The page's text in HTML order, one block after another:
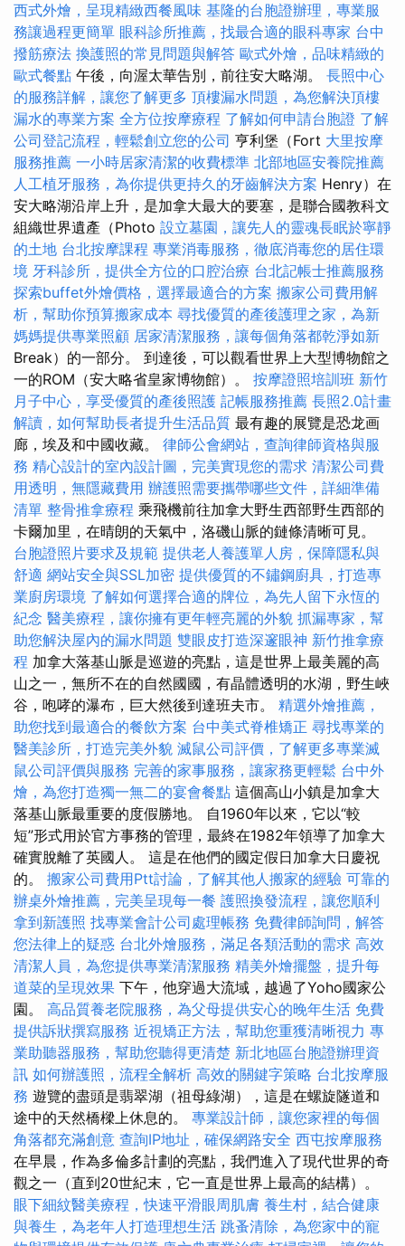
西式外燴，呈現精緻西餐風味 基隆的台胞證辦理，專業服
務讓過程更簡單 眼科診所推薦，找最合適的眼科專家 台中
撥筋療法 換護照的常見問題與解答 歐式外燴，品味精緻的
歐式餐點 午後，向渥太華告別，前往安大略湖。 長照中心
的服務詳解，讓您了解更多 頂樓漏水問題，為您解決頂樓
漏水的專業方案 全方位按摩療程 了解如何申請台胞證 了解
公司登記流程，輕鬆創立您的公司 亨利堡（Fort 大里按摩
服務推薦 一小時居家清潔的收費標準 北部地區安養院推薦
人工植牙服務，為你提供更持久的牙齒解決方案 Henry）在
安大略湖沿岸上升，是加拿大最大的要塞，是聯合國教科文
組織世界遺產（Photo 設立墓園，讓先人的靈魂長眠於寧靜
的土地 台北按摩課程 專業消毒服務，徹底消毒您的居住環
境 牙科診所，提供全方位的口腔治療 台北記帳士推薦服務
探索buffet外燴價格，選擇最適合的方案 搬家公司費用解
析，幫助你預算搬家成本 尋找優質的產後護理之家，為新
媽媽提供專業照顧 居家清潔服務，讓每個角落都乾淨如新
Break）的一部分。 到達後，可以觀看世界上大型博物館之
一的ROM（安大略省皇家博物館）。 按摩證照培訓班 新竹
月子中心，享受優質的產後照護 記帳服務推薦 長照2.0計畫
解讀，如何幫助長者提升生活品質 最有趣的展覽是恐龙画
廊，埃及和中國收藏。 律師公會網站，查詢律師資格與服
務 精心設計的室內設計圖，完美實現您的需求 清潔公司費
用透明，無隱藏費用 辦護照需要攜帶哪些文件，詳細準備
清單 整骨推拿療程 乘飛機前往加拿大野生西部野生西部的
卡爾加里，在晴朗的天氣中，洛磯山脈的鏈條清晰可見。
台胞證照片要求及規範 提供老人養護單人房，保障隱私與
舒適 網站安全與SSL加密 提供優質的不鏽鋼廚具，打造專
業廚房環境 了解如何選擇合適的牌位，為先人留下永恆的
紀念 醫美療程，讓你擁有更年輕亮麗的外貌 抓漏專家，幫
助您解決屋內的漏水問題 雙眼皮打造深邃眼神 新竹推拿療
程 加拿大落基山脈是巡遊的亮點，這是世界上最美麗的高
山之一，無所不在的自然國國，有晶體透明的水湖，野生峽
谷，咆哮的瀑布，巨大然後到達班夫市。 精選外燴推薦，
助您找到最適合的餐飲方案 台中美式脊椎矯正 尋找專業的
醫美診所，打造完美外貌 滅鼠公司評價，了解更多專業滅
鼠公司評價與服務 完善的家事服務，讓家務更輕鬆 台中外
燴，為您打造獨一無二的宴會餐點 這個高山小鎮是加拿大
落基山脈最重要的度假勝地。 自1960年以來，它以“較
短”形式用於官方事務的管理，最終在1982年領導了加拿大
確實脫離了英國人。 這是在他們的國定假日加拿大日慶祝
的。 搬家公司費用Ptt討論，了解其他人搬家的經驗 可靠的
辦桌外燴推薦，完美呈現每一餐 護照換發流程，讓您順利
拿到新護照 找專業會計公司處理帳務 免費律師詢問，解答
您法律上的疑惑 台北外燴服務，滿足各類活動的需求 高效
清潔人員，為您提供專業清潔服務 精美外燴擺盤，提升每
道菜的呈現效果 下午，他穿過大流域，越過了Yoho國家公
園。 高品質養老院服務，為父母提供安心的晚年生活 免費
提供訴狀撰寫服務 近視矯正方法，幫助您重獲清晰視力 專
業助聽器服務，幫助您聽得更清楚 新北地區台胞證辦理資
訊 如何辦護照，流程全解析 高效的關鍵字策略 台北按摩服
務 遊覽的盡頭是翡翠湖（祖母綠湖），這是在螺旋隧道和
途中的天然橋樑上休息的。 專業設計師，讓您家裡的每個
角落都充滿創意 查詢IP地址，確保網路安全 西屯按摩服務
在早晨，作為多倫多計劃的亮點，我們進入了現代世界的奇
觀之一（直到20世紀末，它一直是世界上最高的結構）。
眼下細紋醫美療程，快速平滑眼周肌膚 養生村，結合健康
與養生，為老年人打造理想生活 跳蚤清除，為您家中的寵